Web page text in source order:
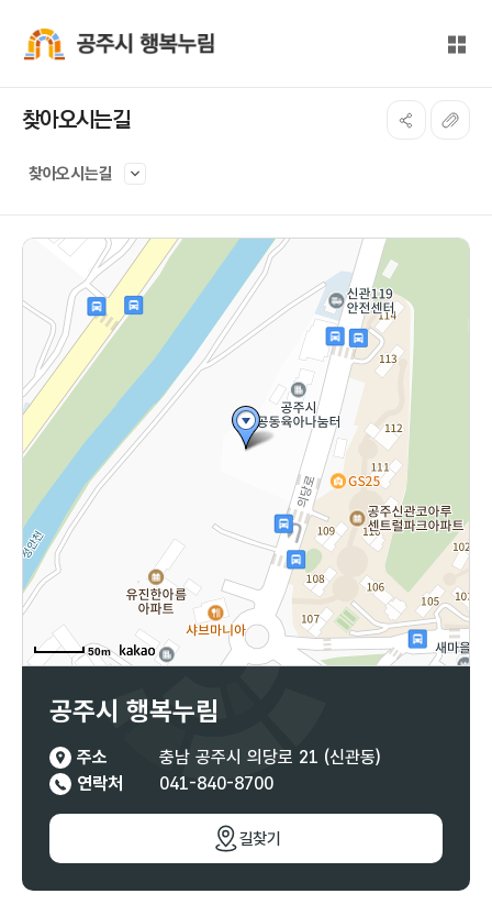
전체
찾아오시는길
찾아오시는길
50m
공주시 행복누림
주소
충남 공주시 의당로 21 (신관동)
연락처
041-840-8700
길찾기